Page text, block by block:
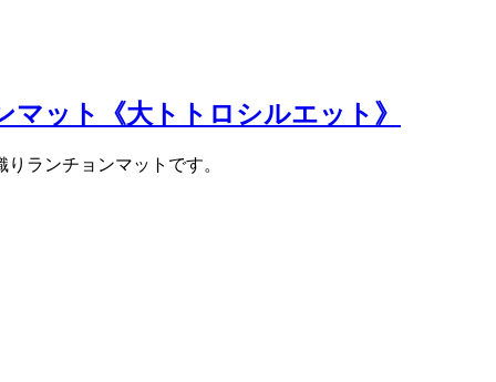
ット《大トトロシルエット》
ランチョンマットです。